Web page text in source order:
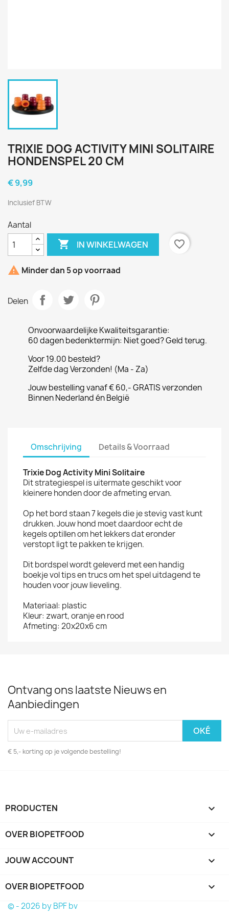
TRIXIE DOG ACTIVITY MINI SOLITAIRE
HONDENSPEL 20 CM
€ 9,99
Inclusief BTW
Aantal
 IN WINKELWAGEN favorite_border
 Minder dan 5 op voorraad
Delen
Onvoorwaardelijke Kwaliteitsgarantie:
60 dagen bedenktermijn: Niet goed? Geld terug.
Voor 19.00 besteld?
Zelfde dag Verzonden! (Ma - Za)
Jouw bestelling vanaf € 60,- GRATIS verzonden
Binnen Nederland én België
Omschrijving Details & Voorraad
Trixie Dog Activity Mini Solitaire
Dit strategiespel is uitermate geschikt voor
kleinere honden door de afmeting ervan.
Op het bord staan 7 kegels die je stevig vast kunt
drukken. Jouw hond moet daardoor echt de
kegels optillen om het lekkers dat eronder
verstopt ligt te pakken te krijgen.
Dit bordspel wordt geleverd met een handig
boekje vol tips en trucs om het spel uitdagend te
houden voor jouw lieveling.
Materiaal: plastic
Kleur: zwart, oranje en rood
Afmeting: 20x20x6 cm
Ontvang ons laatste Nieuws en
Aanbiedingen
€ 5,- korting op je volgende bestelling!
PRODUCTEN 
OVER BIOPETFOOD 
JOUW ACCOUNT 
OVER BIOPETFOOD keyboard_arrow_down
© - 2026 by BPF bv